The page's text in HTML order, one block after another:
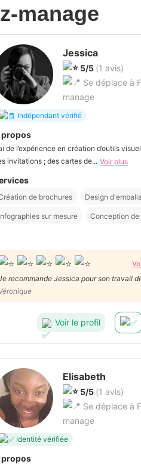
manage
Jessica
5/5 (1 avis)
Se déplace à
manage
Indépendant vérifié
propos
de l’expérience en création d’outils
invitations ; des cartes de... Voir plus
de brochures Design
sur mesure Conception de
recommande Jessica pour son travail
Voir le profil
Elisabeth
5/5 (1 avis)
Se déplace à
manage
Identité vérifiée
propos